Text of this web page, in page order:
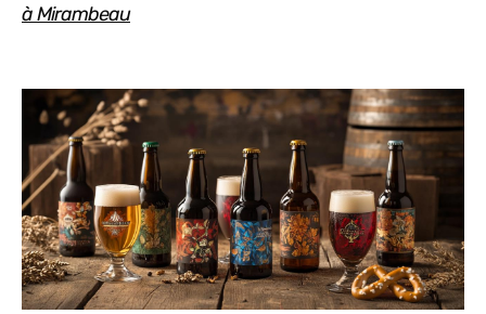
à Mirambeau